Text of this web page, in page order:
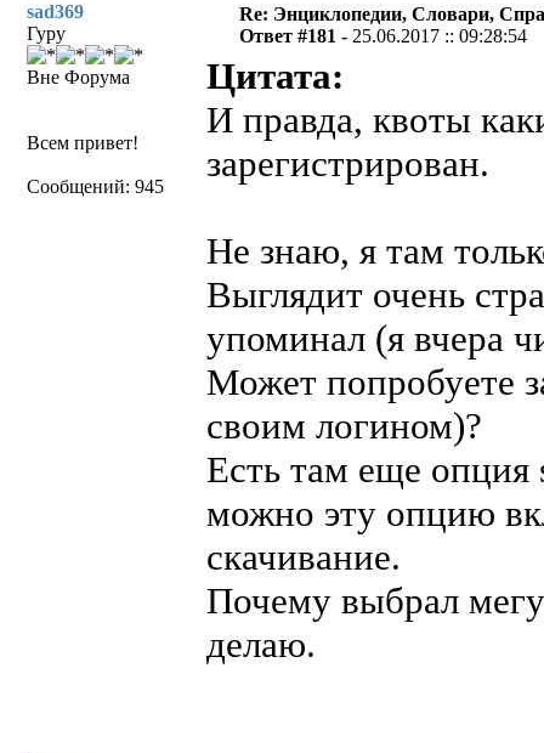
sad369
Гуру
Вне Форума
Всем привет!
Сообщений: 945
Re: Энциклопедии, Словари,
Ответ #181 - 25.06.2017 :: 09:28:54
Цитата:
И правда, квоты
зарегистрирован.
Не знаю, я там
Выглядит очень
упоминал (я вчера
Может попробуете
своим логином)?
Есть там еще
можно эту опцию
скачивание.
Почему выбрал
делаю.